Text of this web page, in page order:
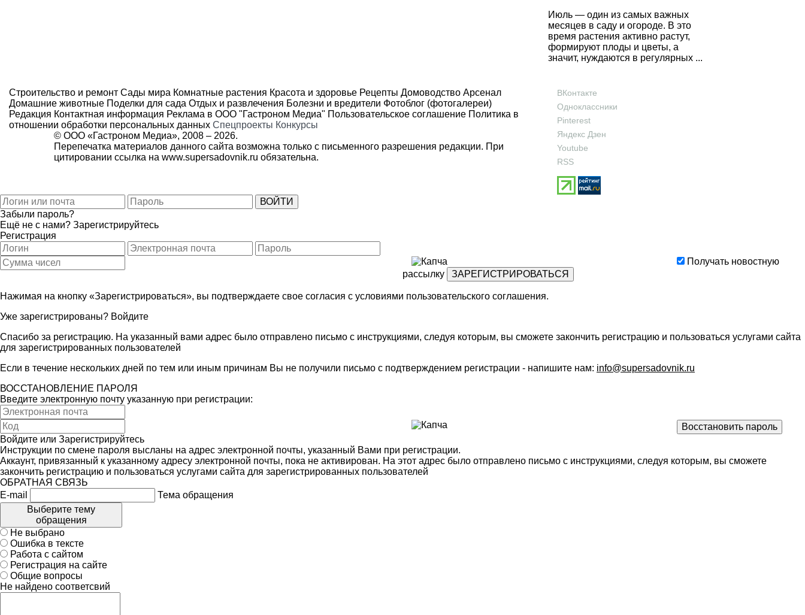
Июль — один из самых важных
месяцев в саду и огороде. В это
время растения активно растут,
формируют плоды и цветы, а
значит, нуждаются в регулярных ...
Строительство и ремонт Сады мира Комнатные растения Красота и здоровье Рецепты Домоводство Арсенал
Домашние животные Поделки для сада Отдых и развлечения Болезни и вредители Фотоблог (фотогалереи)
Редакция Контактная информация Реклама в ООО "Гастроном Медиа" Пользовательское соглашение Политика в
отношении обработки персональных данных Спецпроекты Конкурсы
© ООО «Гастроном Медиа», 2008 – 2026.
Перепечатка материалов данного сайта возможна только с письменного разрешения редакции. При
цитировании ссылка на www.supersadovnik.ru обязательна.
ВКонтакте
Одноклассники
Pinterest
Яндекс Дзен
Youtube
RSS
Забыли пароль?
Ещё не с нами? Зарегистрируйтесь
Регистрация
Получать новостную
рассылку
Нажимая на кнопку «Зарегистрироваться», вы подтверждаете свое согласия с условиями пользовательского соглашения.
Уже зарегистрированы? Войдите
Спасибо за регистрацию. На указанный вами адрес было отправлено письмо с инструкциями, следуя которым, вы сможете закончить регистрацию и пользоваться услугами сайта
для зарегистрированных пользователей
Если в течение нескольких дней по тем или иным причинам Вы не получили письмо с подтверждением регистрации - напишите нам: info@supersadovnik.ru
ВОССТАНОВЛЕНИЕ ПАРОЛЯ
Введите электронную почту указанную при регистрации:
Войдите или Зарегистрируйтесь
Инструкции по смене пароля высланы на адрес электронной почты, указанный Вами при регистрации.
Аккаунт, привязанный к указанному адресу электронной почты, пока не активирован. На этот адрес было отправлено письмо с инструкциями, следуя которым, вы сможете
закончить регистрацию и пользоваться услугами сайта для зарегистрированных пользователей
ОБРАТНАЯ СВЯЗЬ
E-mail
Тема обращения
Выберите тему
обращения
Не выбрано
Ошибка в тексте
Работа с сайтом
Регистрация на сайте
Общие вопросы
Не найдено соответсвий